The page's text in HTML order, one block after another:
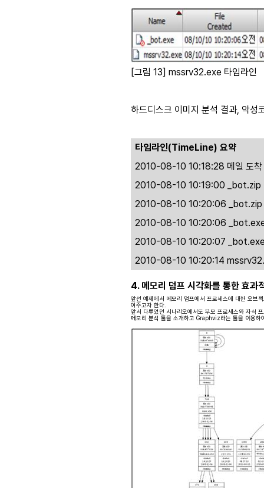
[그림 13] mssrv32.exe 타임라인
하드디스크 이미지 분석 결과, 악성
타임라인(TimeLine)요약
2010-08-10 10:18:28 메일 도착
2010-08-10 10:19:00 _bot.zip
2010-08-10 10:20:06
2010-08-10 10:20:06
2010-08-10 10:20:07
2010-08-10 10:20:14
4. 메모리 덤프 시각화를 통한 효과
앞선 예제에서 메모리 덤프에서 프로세스에 대한 오브
여주고자 한다.
앞서 다루었던 시나리오에서도 부모 프로세스와 자식
메모리 분석 툴을 소개하고 Graphviz라는 툴을 이용